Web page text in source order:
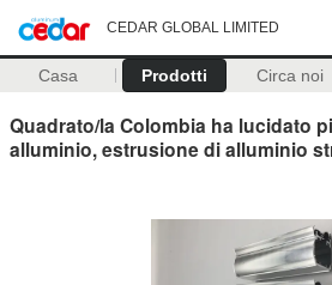
CEDAR GLOBAL LIMITED
Casa Prodotti Circa noi
Quadrato/la Colombia ha lucidato
alluminio, estrusione di alluminio